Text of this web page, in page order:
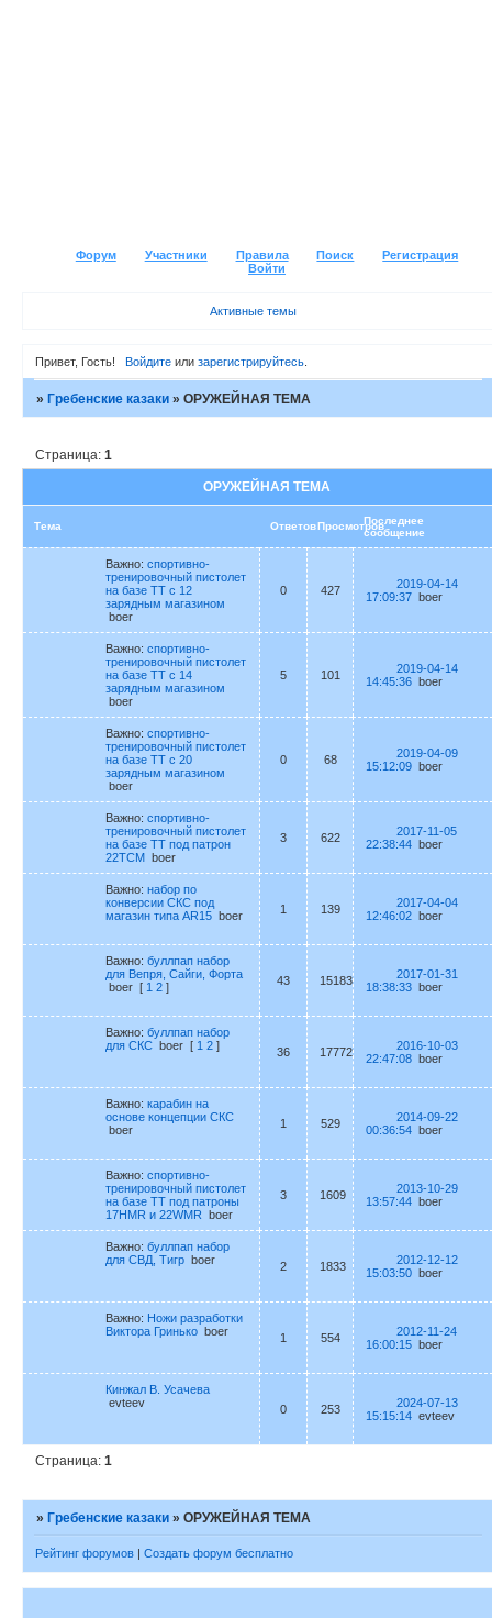
Форум Участники Правила Поиск
Регистрация
Войти
Активные темы
Привет, Гость! Войдитеили зарегистрируйтесь.
»Гребенские казаки »ОРУЖЕЙНАЯ ТЕМА
ОРУЖЕЙНАЯ ТЕМА
Страница:1
Тема ОтветовПросмотровПоследнее
сообщение
Важно: спортивно-
тренировочный пистолет
на базе ТТ с 12
зарядным магазином
boer
0 427
2019-04-14
17:09:37 boer
Важно: спортивно-
тренировочный пистолет
на базе ТТ с 14
зарядным магазином
boer
5 101
2019-04-14
14:45:36 boer
Важно: спортивно-
тренировочный пистолет
на базе ТТ с 20
зарядным магазином
boer
0 68
2019-04-09
15:12:09 boer
Важно: спортивно-
тренировочный пистолет
на базе ТТ под патрон
22TCM boer
3 622
2017-11-05
22:38:44 boer
Важно: набор по
конверсии СКС под
магазин типа AR15 boer 1 139
2017-04-04
12:46:02 boer
Важно: буллпап набор
для Вепря, Сайги, Форта
boer [ 1 2 ] 43 15183
2017-01-31
18:38:33 boer
Важно: буллпап набор
для СКС boer [ 1 2 ] 36 17772
2016-10-03
22:47:08 boer
Важно: карабин на
основе концепции СКС
boer
1 529
2014-09-22
00:36:54 boer
Важно: спортивно-
тренировочный пистолет
на базе ТТ под патроны
17HMR и 22WMR boer
3 1609
2013-10-29
13:57:44 boer
Важно: буллпап набор
для СВД, Тигр boer 2 1833
2012-12-12
15:03:50 boer
Важно: Ножи разработки
Виктора Гринько boer 1 554
2012-11-24
16:00:15 boer
Кинжал В. Усачева
evteev
0 253
2024-07-13
15:15:14 evteev
Страница:1
» Гребенские казаки »ОРУЖЕЙНАЯ ТЕМА
Рейтинг форумов | Создать форум бесплатно